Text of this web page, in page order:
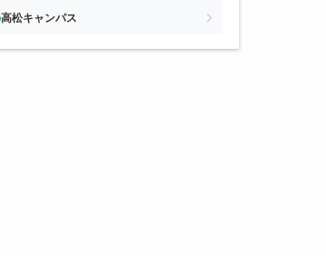
高松キャンパス